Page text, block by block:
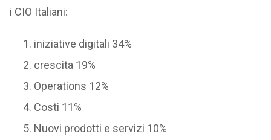
i CIO Italiani:
iniziative digitali 34%
crescita 19%
Operations 12%
Costi 11%
Nuovi prodotti e servizi 10%